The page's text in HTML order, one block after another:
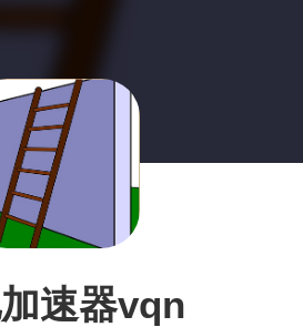
速器vqn